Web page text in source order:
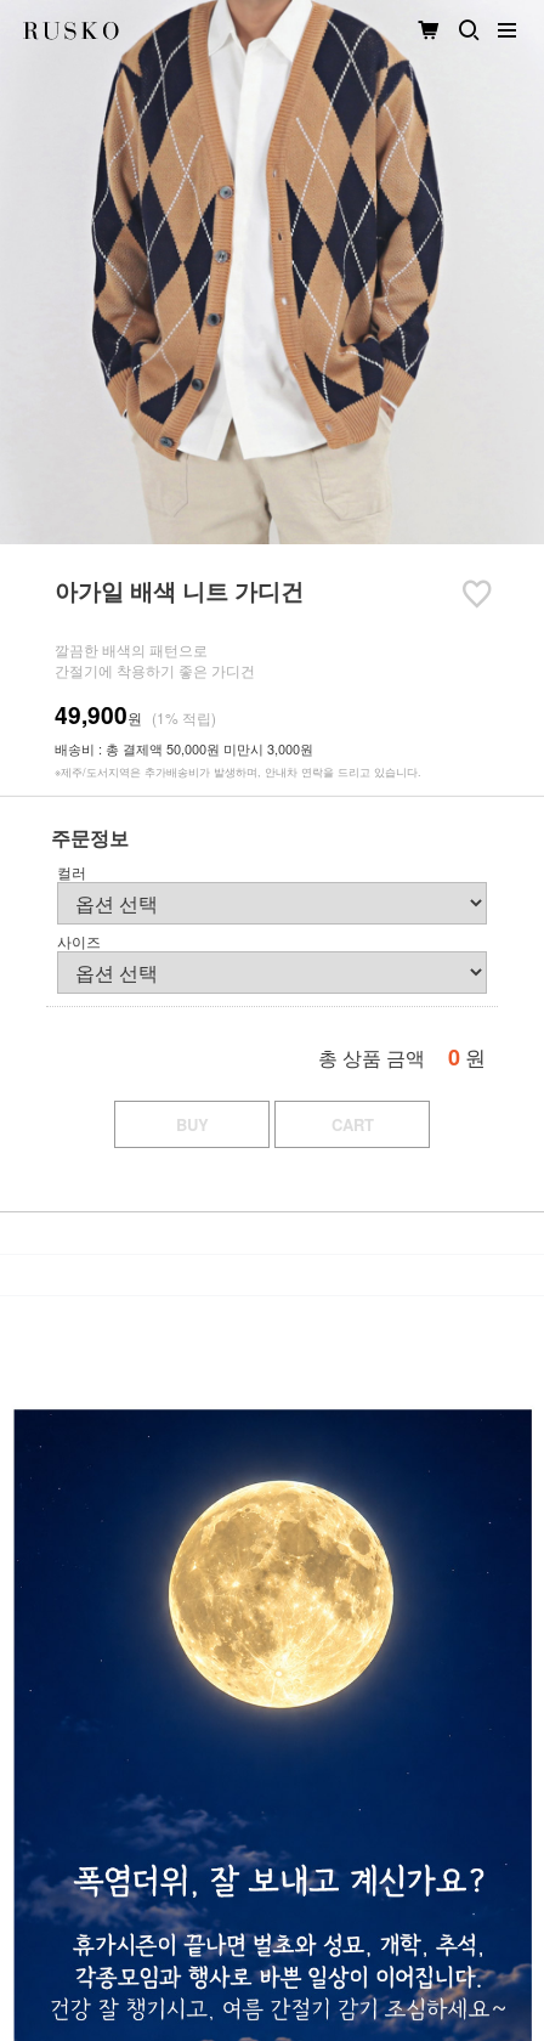
아가일 배색 니트 가디건
깔끔한 배색의 패턴으로
간절기에 착용하기 좋은 가디건
49,900원 (1% 적립)
배송비 : 총 결제액 50,000원 미만시 3,000원
※제주/도서지역은 추가배송비가 발생하며, 안내차 연락을 드리고 있습니다.
주문정보
컬러
사이즈
총 상품 금액 0 원
BUY CART